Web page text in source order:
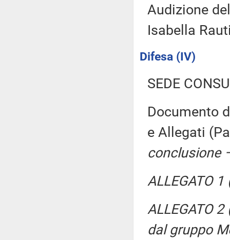
Audizione
Isabella
Difesa (IV)
SEDE
Documento
e Allegati
conclusione
ALLEGATO
ALLEGATO
dal gruppo